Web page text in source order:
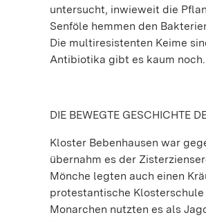
untersucht, inwieweit die
Senföle hemmen den
Die multiresistenten Keime
Antibiotika gibt es kaum noch.
DIE BEWEGTE GESCHICHTE
Kloster Bebenhausen war
übernahm es der
Mönche legten auch einen
protestantische
Monarchen nutzten es als